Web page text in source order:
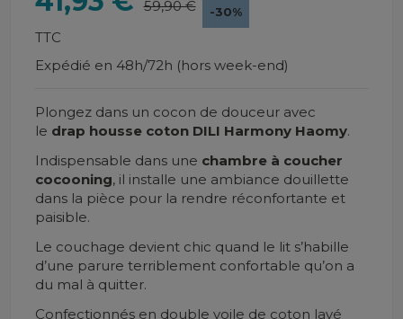
59,90 € -30%
TTC
Expédié en 48h/72h (hors week-end)
Plongez dans un cocon de douceur avec
le drap housse coton DILI Harmony Haomy.
Indispensable dans une chambre à coucher
cocooning, il installe une ambiance douillette
dans la pièce pour la rendre réconfortante et
paisible.
Le couchage devient chic quand le lit s’habille
d’une parure terriblement confortable qu’on a
du mal à quitter.
Confectionnés en double voile de coton lavé